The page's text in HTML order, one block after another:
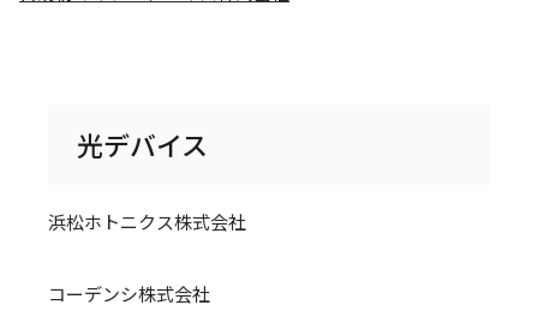
光デバイス
浜松ホトニクス株式会社
コーデンシ株式会社